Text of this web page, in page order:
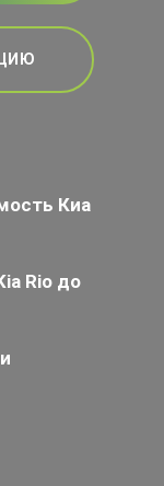
Киа
Rio до